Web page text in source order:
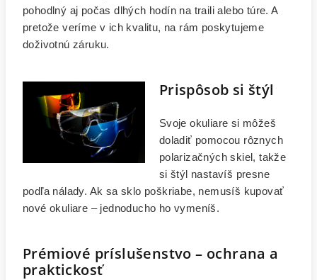
pohodlný aj počas dlhých hodín na traili alebo túre. A
pretože veríme v ich kvalitu, na rám poskytujeme
doživotnú záruku.
Prispôsob si štýl
Svoje okuliare si môžeš
doladiť pomocou rôznych
polarizačných skiel, takže
si štýl nastavíš presne
podľa nálady. Ak sa sklo poškriabe, nemusíš kupovať
nové okuliare – jednoducho ho vymeníš.
Prémiové príslušenstvo – ochrana a
praktickosť